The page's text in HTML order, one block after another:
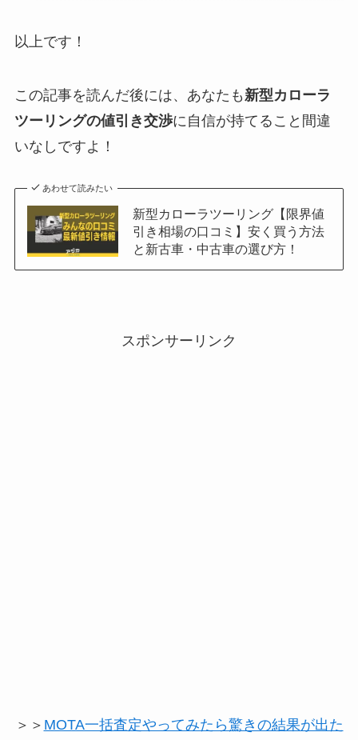
以上です！
この記事を読んだ後には、あなたも新型カローラ
ツーリングの値引き交渉に自信が持てること間違
いなしですよ！
あわせて読みたい
新型カローラツーリング【限界値
引き相場の口コミ】安く買う方法
と新古車・中古車の選び方！
スポンサーリンク
＞＞ MOTA一括査定やってみたら驚きの結果が出た